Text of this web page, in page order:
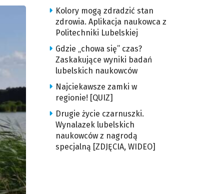
Kolory mogą zdradzić stan
zdrowia. Aplikacja naukowca z
Politechniki Lubelskiej
Gdzie „chowa się” czas?
Zaskakujące wyniki badań
lubelskich naukowców
Najciekawsze zamki w
regionie! [QUIZ]
Drugie życie czarnuszki.
Wynalazek lubelskich
naukowców z nagrodą
specjalną [ZDJĘCIA, WIDEO]